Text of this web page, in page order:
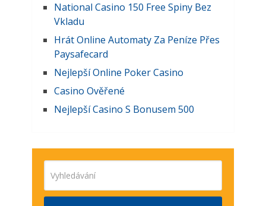
National Casino 150 Free Spiny Bez
Vkladu
Hrát Online Automaty Za Peníze Přes
Paysafecard
Nejlepší Online Poker Casino
Casino Ověřené
Nejlepší Casino S Bonusem 500